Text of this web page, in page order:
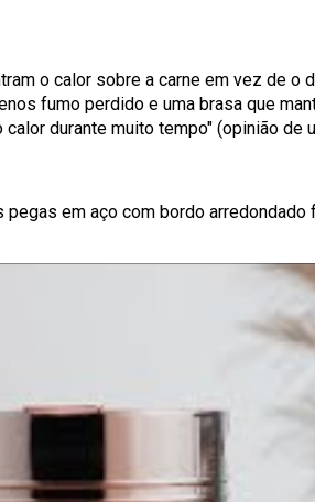
o calor sobre a carne em vez de o
fumo perdido e uma brasa que
durante muito tempo" (opinião de
em aço com bordo